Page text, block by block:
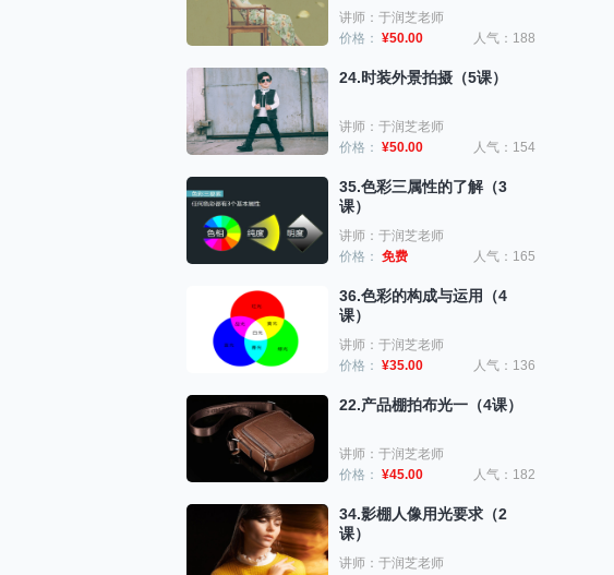
讲师：于润芝老师
价格： ¥50.00 人气：188
24.时装外景拍摄（5课）
讲师：于润芝老师
价格： ¥50.00 人气：154
35.色彩三属性的了解（3
课）
讲师：于润芝老师
价格： 免费 人气：165
36.色彩的构成与运用（4
课）
讲师：于润芝老师
价格： ¥35.00 人气：136
22.产品棚拍布光一（4课）
讲师：于润芝老师
价格： ¥45.00 人气：182
34.影棚人像用光要求（2
课）
讲师：于润芝老师